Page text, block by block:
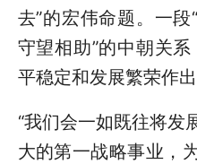
去”的宏伟命题。一段
守望相助”的中朝关
平稳定和发展繁荣作出
“我们会一如既往将发
大的第一战略事业，